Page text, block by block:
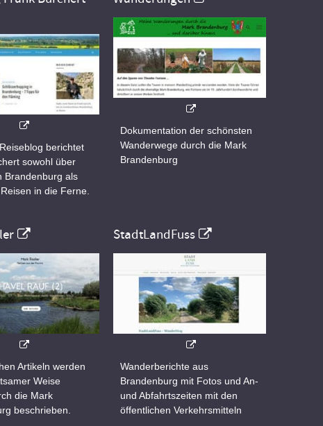
berichtet
sowohl über
Brandenburg als
in die Ferne.
Dokumentation der schönsten
Wanderwege durch die Mark
Brandenburg
Artikeln werden
Weise
die Mark
beschrieben.
StadtLandFuss
Wanderberichte aus
Brandenburg mit Fotos und An-
und Abfahrtszeiten mit den
öffentlichen Verkehrsmitteln